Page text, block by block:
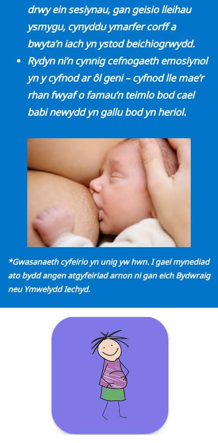
drwy ein sesiynau, gan geisio lleihau
ysmygu, cynyddu ymarfer corff a
bwyta’n iach yn ystod beichiogrwydd.
Rydyn ni’n cynnig cefnogaeth emosiynol
yn y cyfnod ar ôl geni – cyfnod lle mae’r
rhan fwyaf o famau’n teimlo bod cael
babi newydd yn gallu bod yn heriol.
*Gwasanaeth cyfeirio yn unig yw hwn. I gael mynediad
ato bydd angen atgyfeiriad arnon ni gan eich Bydwraig
neu Ymwelydd Iechyd.